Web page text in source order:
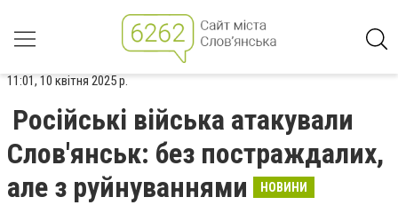
11:01, 10 квітня 2025 р.
Російські війська атакували
Слов'янськ: без постраждалих,
але з руйнуваннями
НОВИНИ